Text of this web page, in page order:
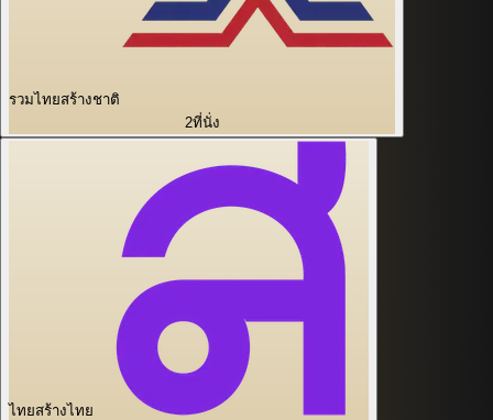
รวมไทยสร้างชาติ
2ที่นั่ง
ไทยสร้างไทย